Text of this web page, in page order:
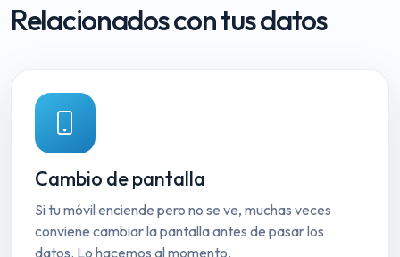
Relacionados con tus datos
Cambio de pantalla
Si tu móvil enciende pero no se ve, muchas veces
conviene cambiar la pantalla antes de pasar los
datos. Lo hacemos al momento.